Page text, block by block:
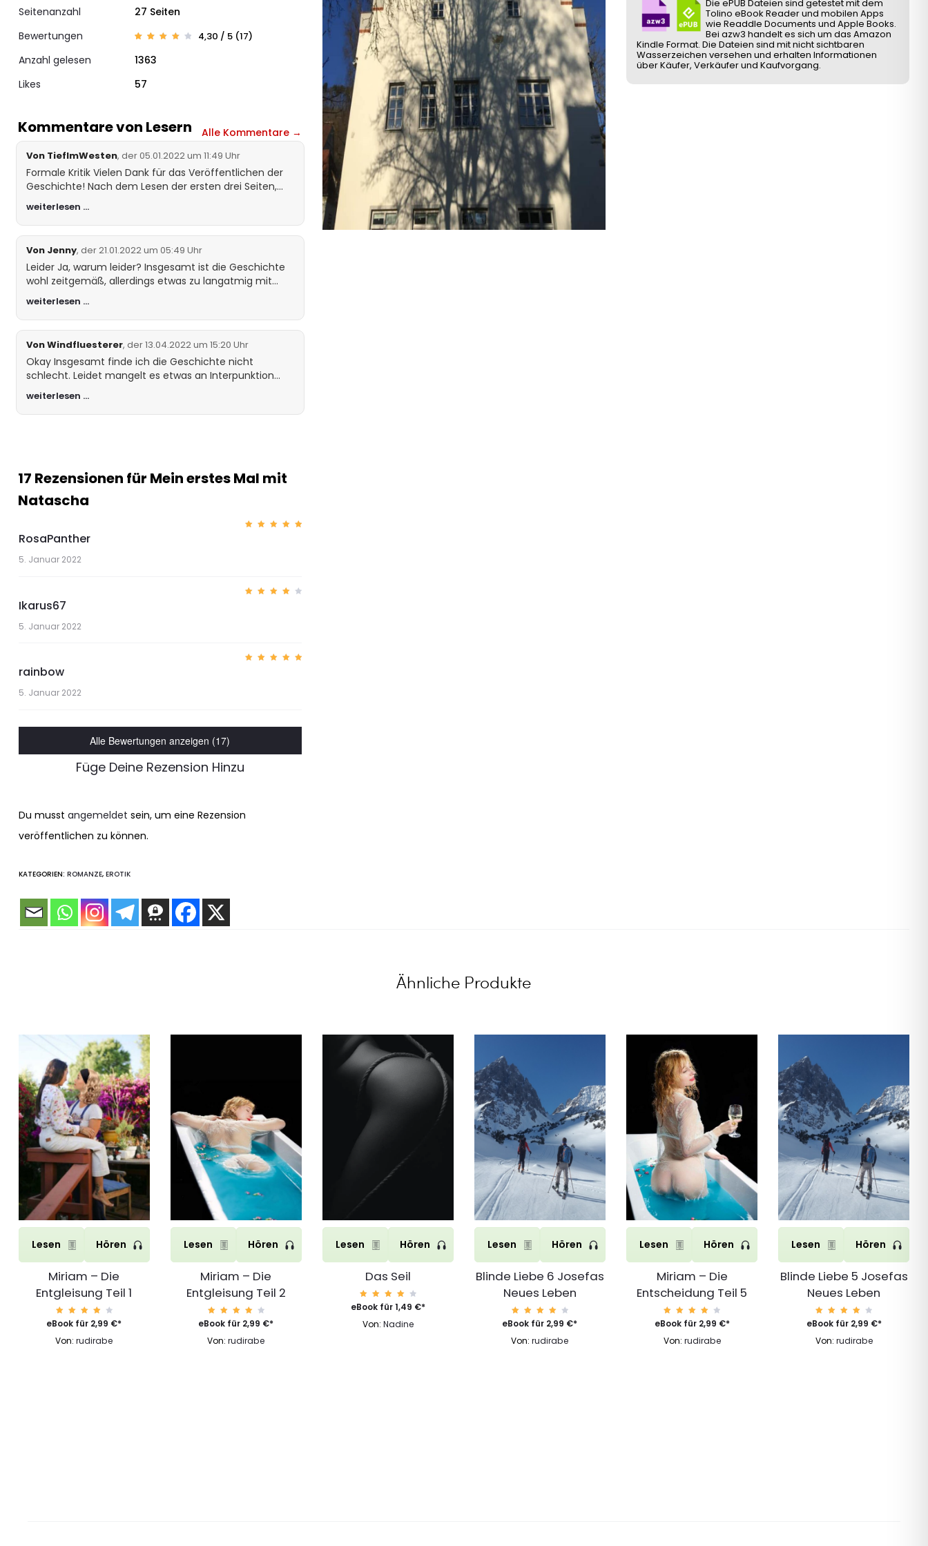
Seitenanzahl
27 Seiten
Bewertungen
4.29
rend
auf
4,30 / 5 (17)
Anzahl gelesen
1363
Likes
57
Kommentare von Lesern Alle Kommentare →
Von TiefImWesten, der 05.01.2022 um 11:49 Uhr
Formale Kritik Vielen Dank für das Veröffentlichen der
Geschichte! Nach dem Lesen der ersten drei Seiten,
einige Hinweise: Du, Ihr, etc. wird nur im Brief groß
geschrieben. Ansonsten, auch in wörtlicher Rede
immer klein. Leider fehlen viele Kommata, was das
zum Korrekturlesen zu besorgen oder ein Programm
wie z.B. Papyrus zu nutzen, das die schlimmsten
Schnitzer entdeckt. Auch würden sinngliedernde
Absätze das Lesen erleichtern. Nicht hiervon
weiterlesen …
Von Jenny, der 21.01.2022 um 05:49 Uhr
Leider Ja, warum leider? Insgesamt ist die Geschichte
wohl zeitgemäß, allerdings etwas zu langatmig mit
vielen Abweichungen, die nicht besonders interessant
sind, z. B. die Feuerwehr. Schade!
weiterlesen …
Von Windfluesterer, der 13.04.2022 um 15:20 Uhr
Okay Insgesamt finde ich die Geschichte nicht
schlecht. Leidet mangelt es etwas an Interpunktion
und du hättest sie vielleicht vor dem Einstellen
nochmal quer lesen lassen sollen. Aber du solltest ruhig
weiter schreiben, das wird bestimmt noch besser
weiterlesen …
17 Rezensionen für Mein erstes Mal mit
Natascha
RosaPanther
5. Januar 2022
Ikarus67
5. Januar 2022
rainbow
5. Januar 2022
Alle Bewertungen anzeigen (17)
Füge Deine Rezension Hinzu
Du musst angemeldet sein, um eine Rezension
veröffentlichen zu können.
KATEGORIEN: ROMANZE, EROTIK
Die ePUB Dateien sind getestet mit dem
Tolino eBook Reader und mobilen Apps
wie Readdle Documents und Apple Books.
Bei azw3 handelt es sich um das Amazon
Kindle Format. Die Dateien sind mit nicht sichtbaren
Wasserzeichen versehen und erhalten Informationen
über Käufer, Verkäufer und Kaufvorgang.
Ähnliche Produkte
Lesen Hören
Miriam – Die
Entgleisung Teil 1
Bewert
et mit
von 5
eBook für 2,99 €*
Von:rudirabe
Lesen Hören
Miriam – Die
Entgleisung Teil 2
Bewert
et mit
von 5
eBook für 2,99 €*
Von:rudirabe
Lesen Hören
Das Seil
Bewert
et mit
von 5
eBook für1,49 €*
Von: Nadine
Lesen Hören
Blinde Liebe 6 Josefas
Neues Leben
Bewert
et mit
von 5
eBook für 2,99 €*
Von:rudirabe
Lesen Hören
Miriam – Die
Entscheidung Teil 5
Bewert
et mit
von 5
eBook für 2,99 €*
Von: rudirabe
Lesen Hören
Blinde Liebe 5 Josefas
Neues Leben
Bewert
et mit
von 5
eBook für 2,99 €*
Von: rudirabe